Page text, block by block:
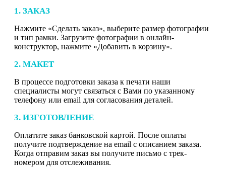
1. ЗАКАЗ
Нажмите «Сделать заказ», выберите размер фотографии
и тип рамки. Загрузите фотографии в онлайн-
конструктор, нажмите «Добавить в корзину».
2. МАКЕТ
В процессе подготовки заказа к печати наши
специалисты могут связаться с Вами по указанному
телефону или email для согласования деталей.
3. ИЗГОТОВЛЕНИЕ
Оплатите заказ банковской картой. После оплаты
получите подтверждение на email с описанием заказа.
Когда отправим заказ вы получите письмо с трек-
номером для отслеживания.